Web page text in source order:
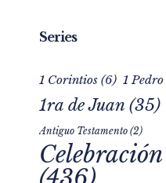
1 Corintios(6) 1 Pedro
1ra de Juan(35)
Antiguo Testamento(2)